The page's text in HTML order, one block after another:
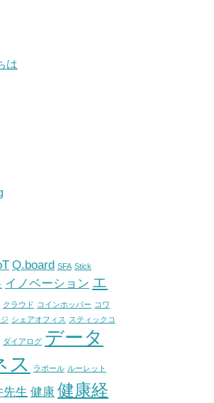
は
Q.board SFA Stick
イノベーション エ
クラウド コインホッパー コワ
シェアオフィス スティックコ
ダイアログ データ
ス ラポール ルーレット
先生 健康 健康経